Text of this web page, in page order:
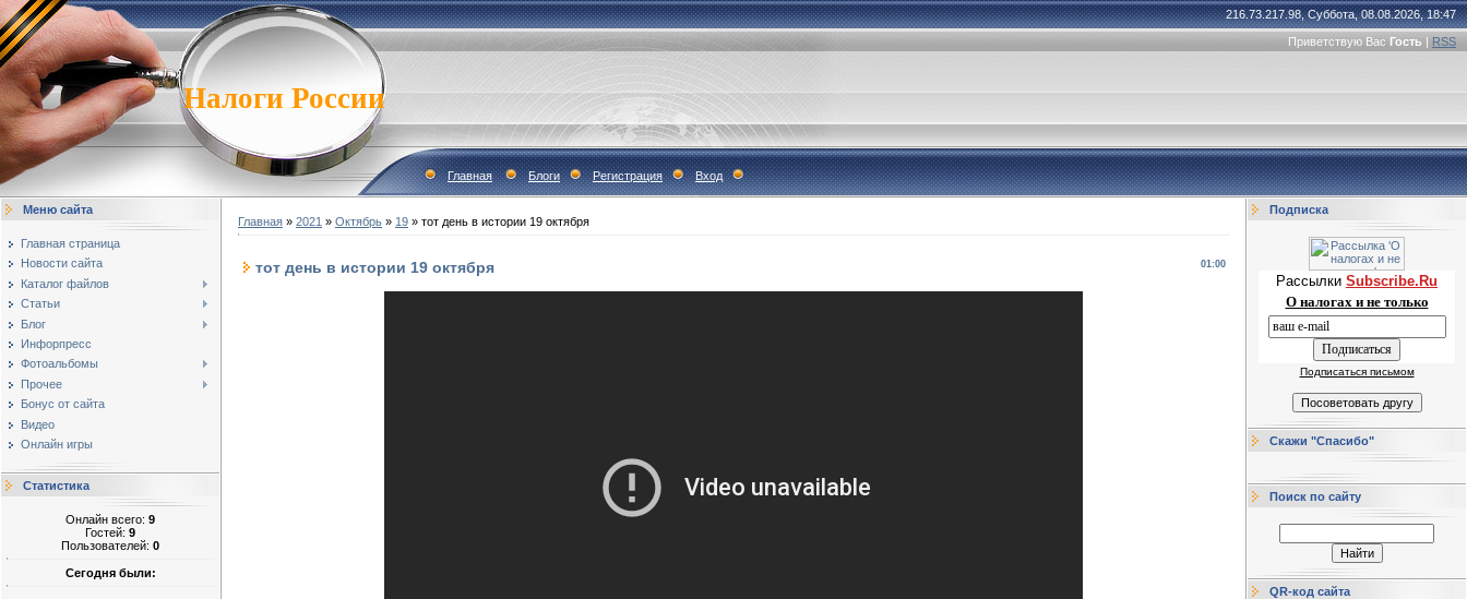
Налоги России
216.73.217.98, Суббота, 08.08.2026, 18:47
Приветствую Вас Гость | RSS
Главная Блоги Регистрация Вход
Меню сайта
Главная страница
Новости сайта
Каталог файлов
Статьи
Блог
Инфорпресс
Фотоальбомы
Прочее
Бонус от сайта
Видео
Онлайн игры
Статистика
Онлайн всего: 9
Гостей: 9
Пользователей: 0
Сегодня были:
Главная » 2021 » Октябрь » 19 » тот день в истории 19 октября
01:00
тот день в истории 19 октября
Подписка
Рассылки Subscribe.Ru
О налогах и не только
Подписаться письмом
Скажи "Спасибо"
Поиск по сайту
QR-код сайта